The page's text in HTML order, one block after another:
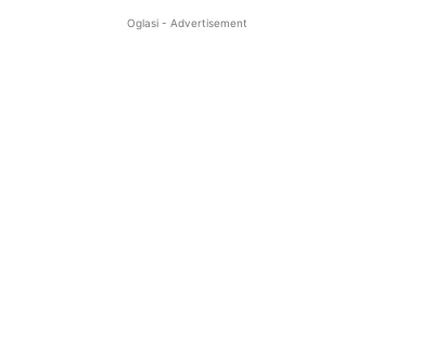
Oglasi - Advertisement